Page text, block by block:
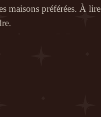
maisons préférées. À lire